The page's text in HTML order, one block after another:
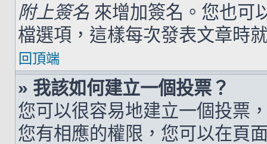
附上簽名 來增加簽名。您也可
檔選項，這樣每次發表文章時
回頂端
» 我該如何建立一個投票？
您可以很容易地建立一個投票
您有相應的權限，您可以在頁